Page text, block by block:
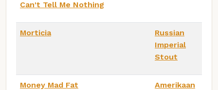
Can't Tell Me Nothing
Morticia
Russian
Imperial
Stout
Money Mad Fat
Amerikaan